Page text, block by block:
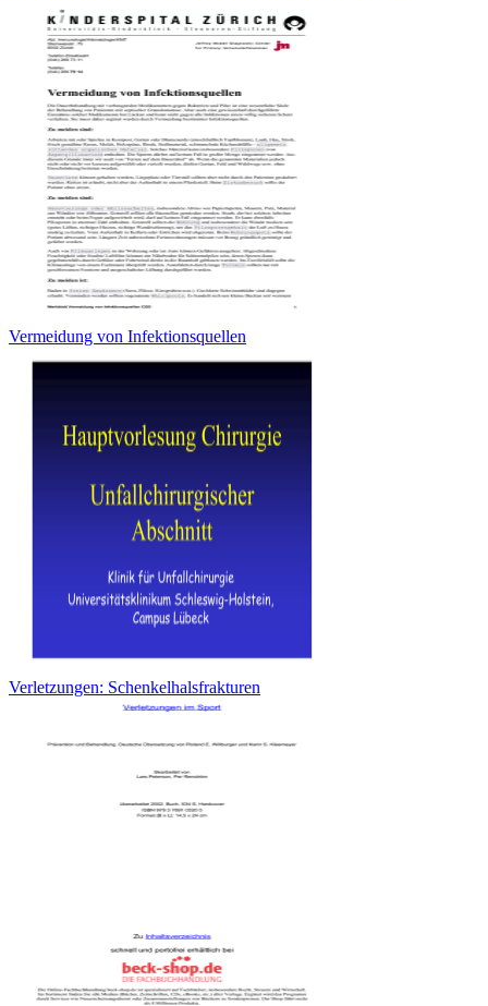
Vermeidung von Infektionsquellen
Verletzungen: Schenkelhalsfrakturen